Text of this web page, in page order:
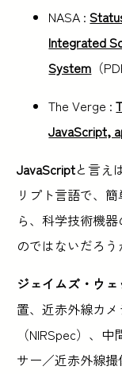
NASA :
Integrated
System （
The Verge :
JavaScript,
JavaScriptと言え
リプト言語で、
ら、科学技術機
のではないだろう
ジェイムズ・ウェ
置、近赤外線カ
（NIRSpec）、
サー／近赤外線撮